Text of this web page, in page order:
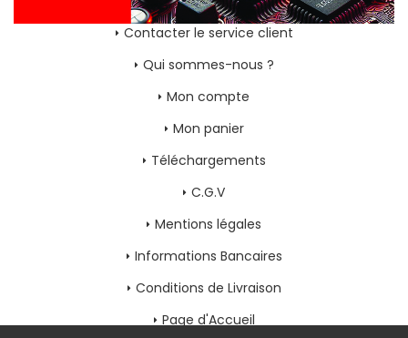
Contacter le service client
Qui sommes-nous ?
Mon compte
Mon panier
Téléchargements
C.G.V
Mentions légales
Informations Bancaires
Conditions de Livraison
Page d'Accueil